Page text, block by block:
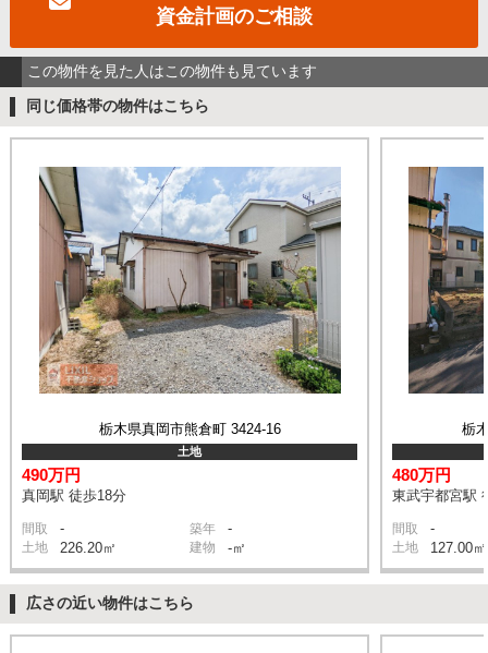
資金計画のご相談
この物件を見た人はこの物件も見ています
同じ価格帯の物件はこちら
栃木県真岡市熊倉町 3424-16
土地
490万円
真岡駅 徒歩18分
間取 - 築年 -
土地 226.20㎡ 建物 -㎡
栃
480万円
東武宇都宮駅
間取 -
土地 127.00㎡
広さの近い物件はこちら